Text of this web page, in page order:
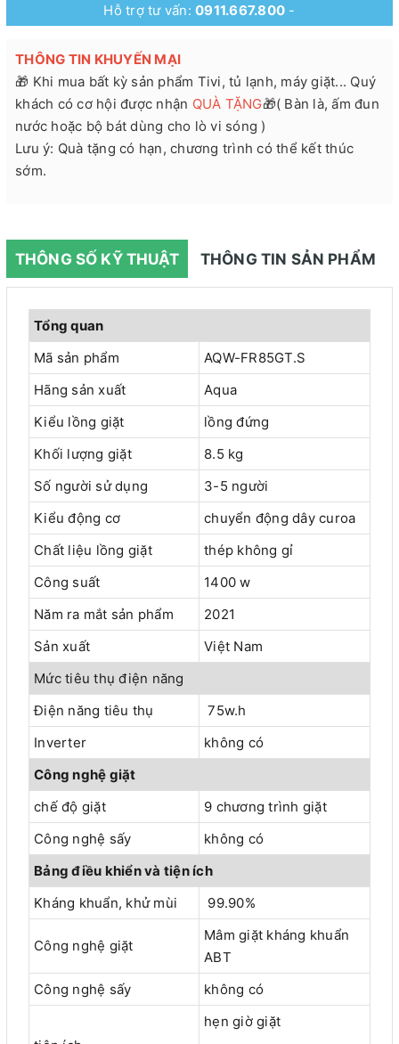
Hỗ trợ tư vấn:0911.667.800 -
THÔNG TIN KHUYẾN MẠI
🎁 Khi mua bất kỳ sản phẩm Tivi, tủ lạnh, máy giặt... Quý
khách có cơ hội được nhận QUÀ TẶNG🎁( Bàn là, ấm đun
nước hoặc bộ bát dùng cho lò vi sóng )
Lưu ý: Quà tặng có hạn, chương trình có thể kết thúc
sớm.
THÔNG SỐ KỸ THUẬT THÔNG TIN SẢN PHẨM
Tổng quan
Mã sản phẩm
AQW-FR85GT.S
Hãng sản xuất
Aqua
Kiểu lồng giặt
lồng đứng
Khối lượng giặt
8.5 kg
Số người sử dụng
3-5 người
Kiểu động cơ
chuyển động dây curoa
Chất liệu lồng giặt
thép không gỉ
Công suất
1400 w
Năm ra mắt sản phẩm
2021
Sản xuất
Việt Nam
Mức tiêu thụ điện năng
Điện năng tiêu thụ
75w.h
Inverter
không có
Công nghệ giặt
chế độ giặt
9 chương trình giặt
Công nghệ sấy
không có
Bảng điều khiển và tiện ích
Kháng khuẩn, khử mùi
99.90%
Công nghệ giặt
Mâm giặt kháng khuẩn
ABT
Công nghệ sấy
không có
hẹn giờ giặt